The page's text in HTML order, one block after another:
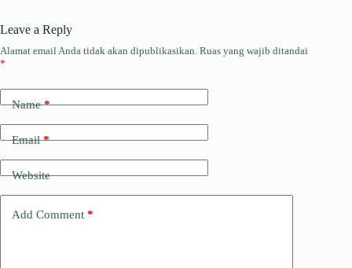
Leave a Reply
Alamat email Anda tidak akan dipublikasikan. Ruas yang wajib ditandai
*
Name*
Email*
Website
Add Comment *